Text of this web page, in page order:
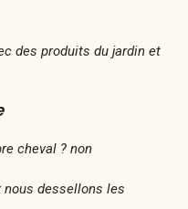
des produits du jardin et
cheval ? non
nous dessellons les